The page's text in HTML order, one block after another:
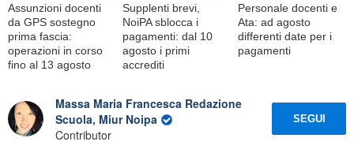
Assunzioni docenti
da GPS sostegno
prima fascia:
operazioni in corso
fino al 13 agosto
Supplenti brevi,
NoiPA sblocca i
pagamenti: dal 10
agosto i primi
accrediti
Personale docenti e
Ata: ad agosto
differenti date per i
pagamenti
Massa Maria Francesca Redazione
Scuola, Miur Noipa
Contributor
SEGUI